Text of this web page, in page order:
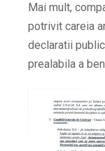
Mai mult,
potrivit careia
declaratii
prealabila a